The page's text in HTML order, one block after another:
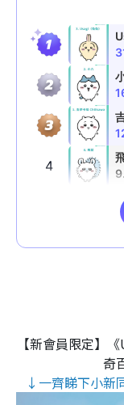
【新會員限定】
奇
↓一齊睇下小新